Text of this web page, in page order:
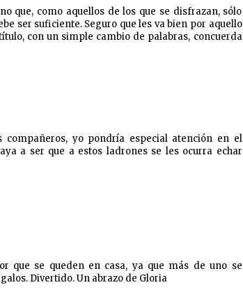
que, como aquellos de los que se disfrazan, sólo
ser suficiente. Seguro que les va bien por aquello
con un simple cambio de palabras, concuerda
yo pondría especial atención en el
a ser que a estos ladrones se les ocurra echar
que se queden en casa, ya que más de uno se
Divertido. Un abrazo de Gloria